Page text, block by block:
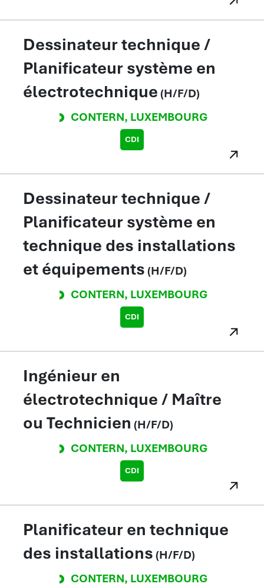
Dessinateur technique /
Planificateur système en
électrotechnique (H/F/D)
CONTERN, LUXEMBOURG
CDI
Dessinateur technique /
Planificateur système en
technique des installations
et équipements (H/F/D)
CONTERN, LUXEMBOURG
CDI
Ingénieur en
électrotechnique / Maître
ou Technicien (H/F/D)
CONTERN, LUXEMBOURG
CDI
Planificateur en technique
des installations (H/F/D)
CONTERN, LUXEMBOURG